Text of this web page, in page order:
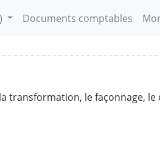
Documents comptables
transformation, le façonnage,